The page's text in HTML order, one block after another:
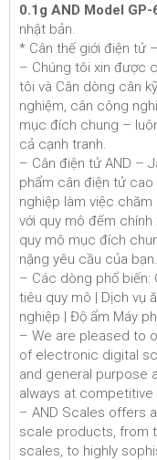
0.1g AND Model GP-
nhật bản.
* Cân thế giới điện tử
– Chúng tôi xin được
tôi và Cân dòng cân
nghiệm, cân công
mục đích chung –
cả cạnh tranh.
– Cân điện tử AND –
phẩm cân điện tử
nghiệp làm việc
với quy mô đếm
quy mô mục đích
nặng yêu cầu của bạn.
– Các dòng phổ biến:
tiêu quy mô | Dịch vụ
nghiệp | Độ ẩm Máy
– We are pleased to
of electronic digital
and general purpose
always at competitive
– AND Scales offers
scale products, from
scales, to highly